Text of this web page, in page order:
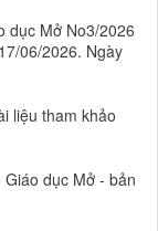
dục Mở No3/2026
06/2026. Ngày
liệu tham khảo
dục Mở - bản